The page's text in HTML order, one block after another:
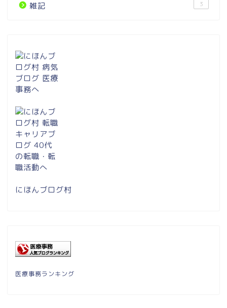
雑記 3
にほんブログ村
医療事務ランキング